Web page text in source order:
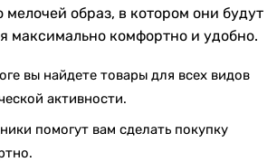
образ, в котором они будут
максимально комфортно и удобно.
вы найдете товары для всех видов
активности.
помогут вам сделать покупку